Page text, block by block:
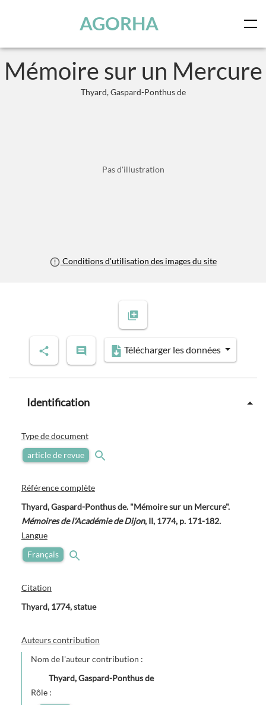
AGORHA
Mémoire sur un Mercure
Thyard, Gaspard-Ponthus de
Pas d'illustration
Conditions d'utilisation des images du site
Télécharger les données
Identification
Type de document
article de revue
Référence complète
Thyard, Gaspard-Ponthus de. "Mémoire sur un Mercure".
Mémoires de l'Académie de Dijon, II, 1774, p. 171-182.
Langue
Français
Citation
Thyard, 1774, statue
Auteurs contribution
Nom de l'auteur contribution :
Thyard, Gaspard-Ponthus de
Rôle :